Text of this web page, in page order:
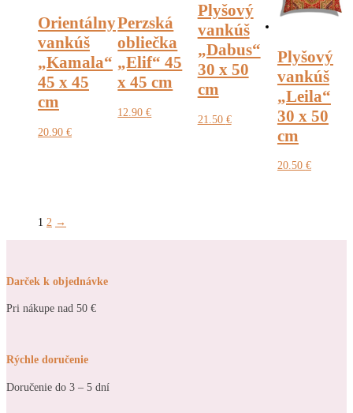
Orientálny
vankúš
„Kamala“
45 x 45
cm
20.90 €
Perzská
obliečka
„Elif“ 45
x 45 cm
12.90€
Plyšový
vankúš
„Dabus“
30 x 50
cm
21.50 €
Plyšový
vankúš
„Leila“
30 x 50
cm
20.50 €
1 2 →
Darček k objednávke
Pri nákupe nad 50 €
Rýchle doručenie
Doručenie do 3 – 5 dní